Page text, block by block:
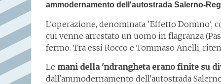
ammodernamento dell'autostrada Salerno-
L'operazione, denominata 'Effetto Domino',
cui venne arrestato un uomo in flagranza
fermo. Tra essi Rocco e Tommaso Anelli,
Le mani della 'ndrangheta erano finite su
dall'ammodernamento dell'autostrada